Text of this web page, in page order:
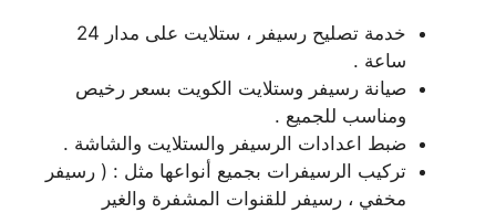
خدمة تصليح رسيفر ، ستلايت على مدار 24
ساعة .
صيانة رسيفر وستلايت الكويت بسعر رخيص
ومناسب للجميع .
ضبط اعدادات الرسيفر والستلايت والشاشة .
تركيب الرسيفرات بجميع أنواعها مثل : ( رسيفر
مخفي ، رسيفر للقنوات المشفرة والغير